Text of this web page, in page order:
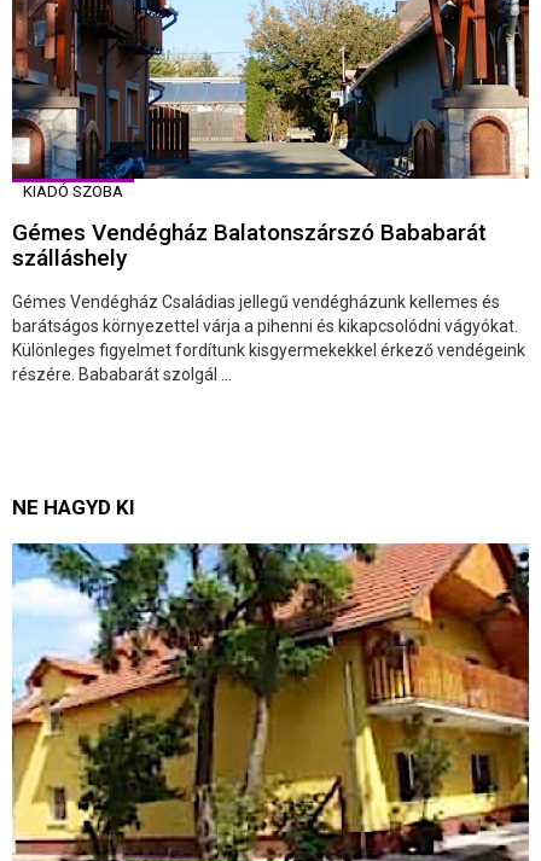
KIADÓ SZOBA
Gémes Vendégház Balatonszárszó Bababarát
szálláshely
Gémes Vendégház Családias jellegű vendégházunk kellemes és
barátságos környezettel várja a pihenni és kikapcsolódni vágyókat.
Különleges figyelmet fordítunk kisgyermekekkel érkező vendégeink
részére. Bababarát szolgál ...
NE HAGYD KI